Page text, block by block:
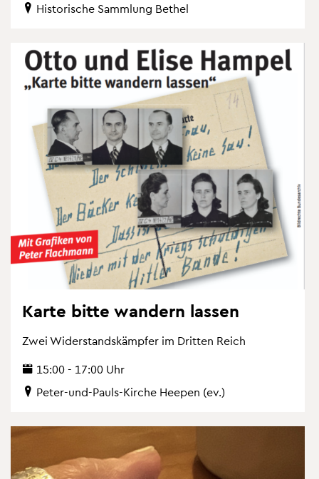
His­to­ri­sche Samm­lung Be­thel
Karte bitte wan­dern las­sen
Zwei Wi­der­stands­kämp­fer im Drit­ten Reich
15:00 - 17:00 Uhr
Peter-und-Pauls-Kir­che Hee­pen (ev.)